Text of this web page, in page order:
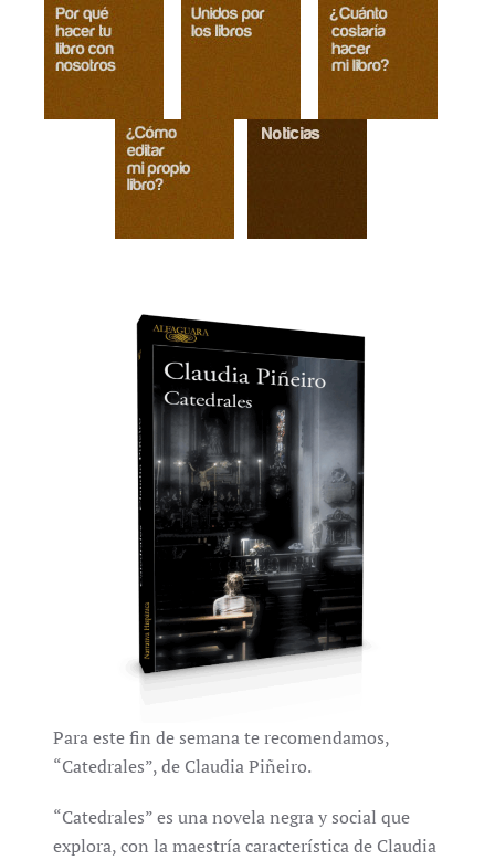
Para este fin de semana te recomendamos,
“Catedrales”, de Claudia Piñeiro.
“Catedrales” es una novela negra y social que
explora, con la maestría característica de Claudia